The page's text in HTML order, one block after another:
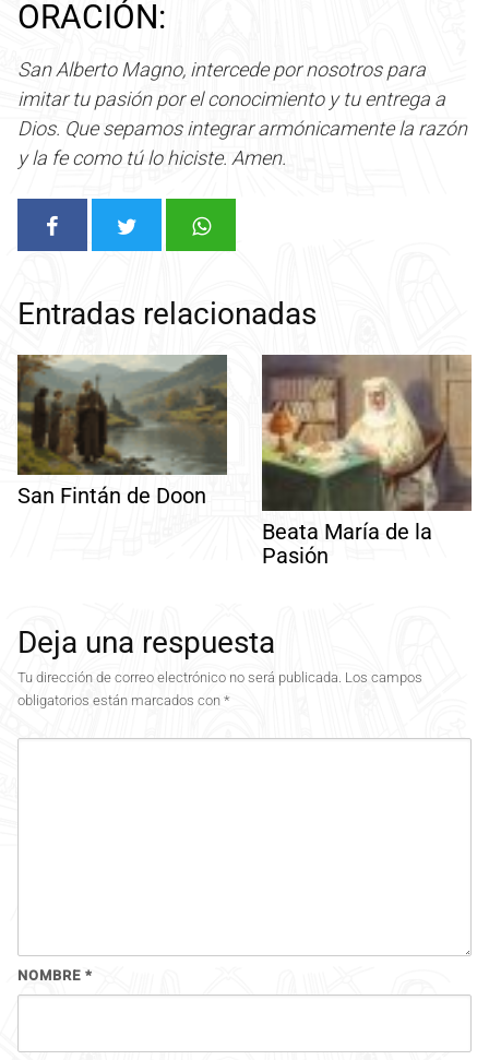
ORACIÓN:
San Alberto Magno, intercede por nosotros para
imitar tu pasión por el conocimiento y tu entrega a
Dios. Que sepamos integrar armónicamente la razón
y la fe como tú lo hiciste. Amen.
Entradas relacionadas
San Fintán de Doon
Beata María de la
Pasión
Deja una respuesta
Tu dirección de correo electrónico no será publicada. Los campos
obligatorios están marcados con *
NOMBRE *